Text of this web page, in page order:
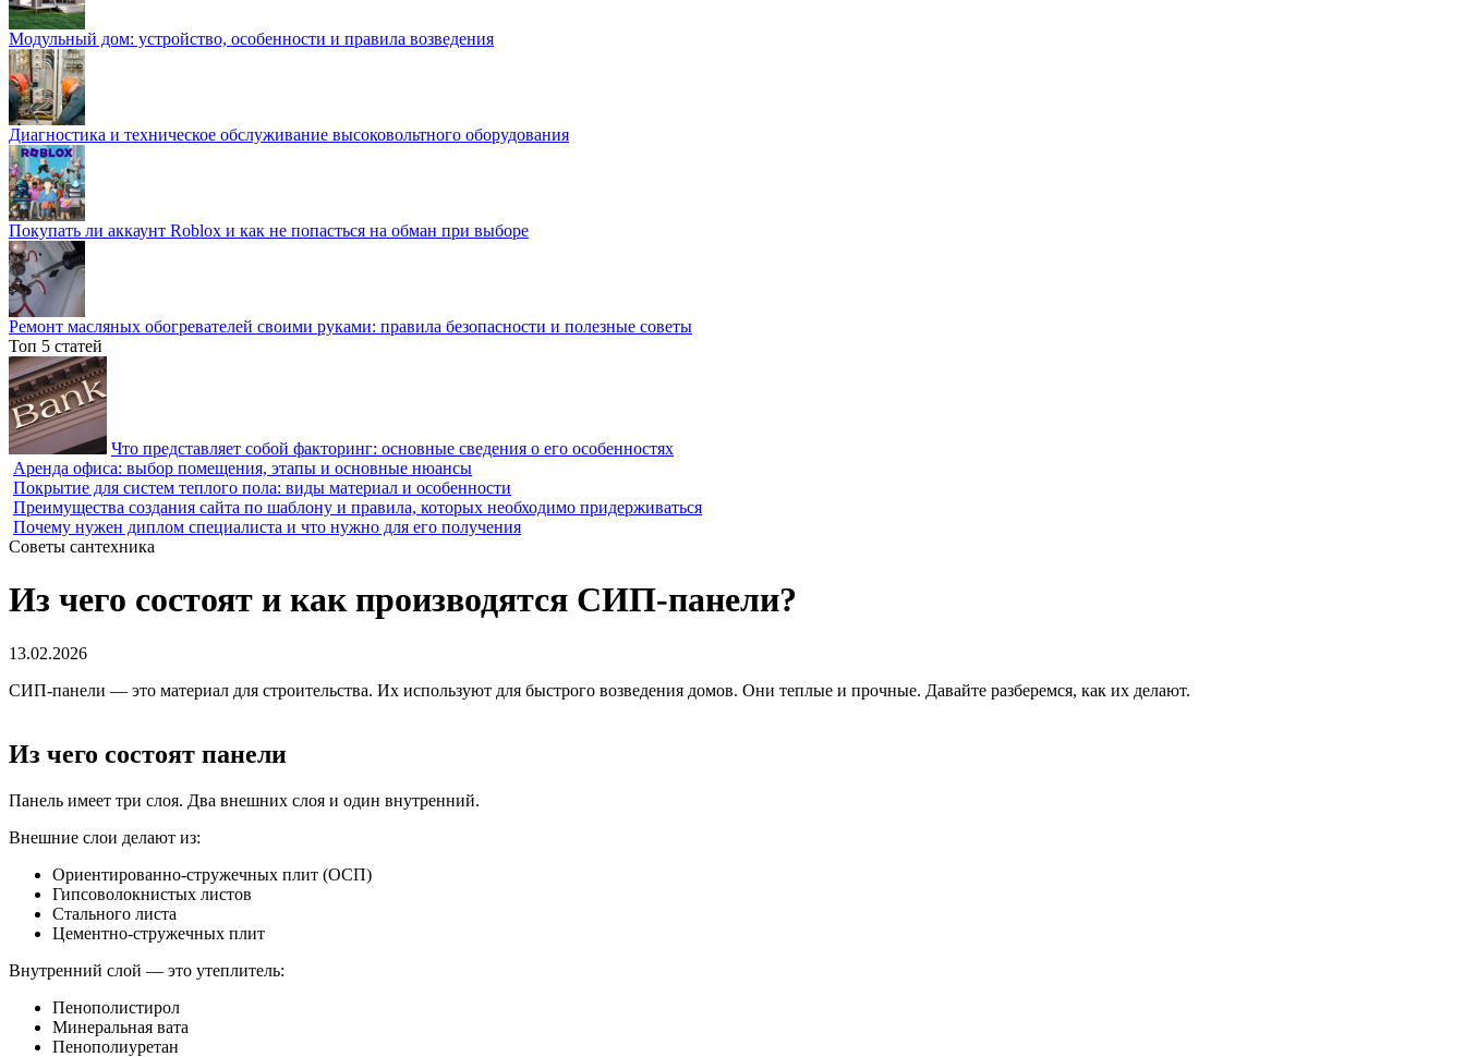
Модульный дом: устройство, особенности и правила возведения
Диагностика и техническое обслуживание высоковольтного оборудования
Покупать ли аккаунт Roblox и как не попасться на обман при выборе
Ремонт масляных обогревателей своими руками: правила безопасности и полезные советы
Топ 5 статей
Что представляет собой факторинг: основные сведения о его особенностях
Аренда офиса: выбор помещения, этапы и основные нюансы
Покрытие для систем теплого пола: виды материал и особенности
Преимущества создания сайта по шаблону и правила, которых необходимо придерживаться
Почему нужен диплом специалиста и что нужно для его получения
Советы сантехника
Из чего состоят и как производятся СИП-панели?
13.02.2026
СИП-панели — это материал для строительства. Их используют для быстрого возведения домов. Они теплые и прочные. Давайте разберемся, как их делают.
Из чего состоят панели
Панель имеет три слоя. Два внешних слоя и один внутренний.
Внешние слои делают из:
Ориентированно-стружечных плит (ОСП)
Гипсоволокнистых листов
Стального листа
Цементно-стружечных плит
Внутренний слой — это утеплитель:
Пенополистирол
Минеральная вата
Пенополиуретан